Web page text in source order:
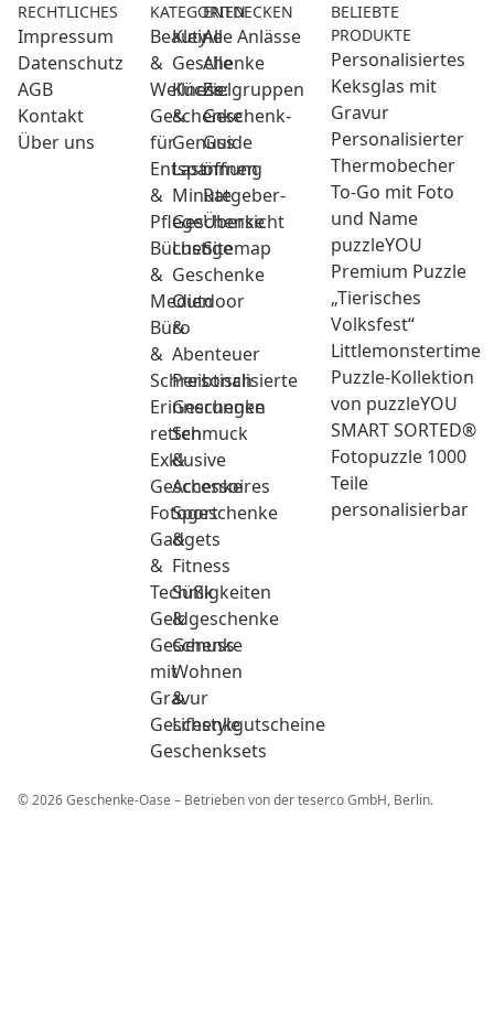
RECHTLICHES
Impressum
Datenschutz
AGB
Kontakt
Über uns
KATEGORIEN
Beauty
&
Wellness:
Geschenke
für
Entspannung
&
Pflege
Bücher
&
Medien
Büro
&
Schreibtisch
Erinnerungen
retten
Exklusive
Geschenke
Fotogeschenke
Gadgets
&
Technik
Geldgeschenke
Geschenke
mit
Gravur
Geschenkgutscheine
Geschenksets
Kleine
Geschenke
Küche
&
Genuss
Last
Minute
Geschenke
Lustige
Geschenke
Outdoor
&
Abenteuer
Personalisierte
Geschenke
Schmuck
&
Accessoires
Sport
&
Fitness
Süßigkeiten
&
Genuss
Wohnen
&
Lifestyle
ENTDECKEN
Alle Anlässe
Alle
Zielgruppen
Geschenk-
Guide
öffnen
Ratgeber-
Übersicht
Sitemap
BELIEBTE
PRODUKTE
Personalisiertes
Keksglas mit
Gravur
Personalisierter
Thermobecher
To-Go mit Foto
und Name
puzzleYOU
Premium Puzzle
„Tierisches
Volksfest“
Littlemonstertime
Puzzle-Kollektion
von puzzleYOU
SMART SORTED®
Fotopuzzle 1000
Teile
personalisierbar
© 2026 Geschenke-Oase – Betrieben von der teserco GmbH, Berlin.